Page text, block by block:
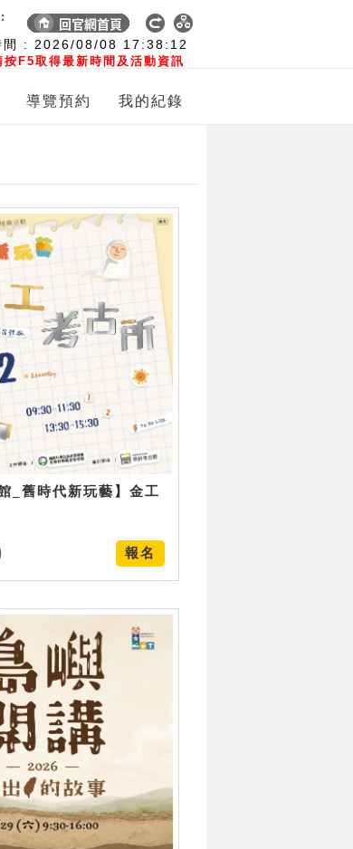
間 : 2026/08/08 17:38:13
F5取得最新時間及活動資訊
導覽預約 我的紀錄
_舊時代新玩藝】金工
報名